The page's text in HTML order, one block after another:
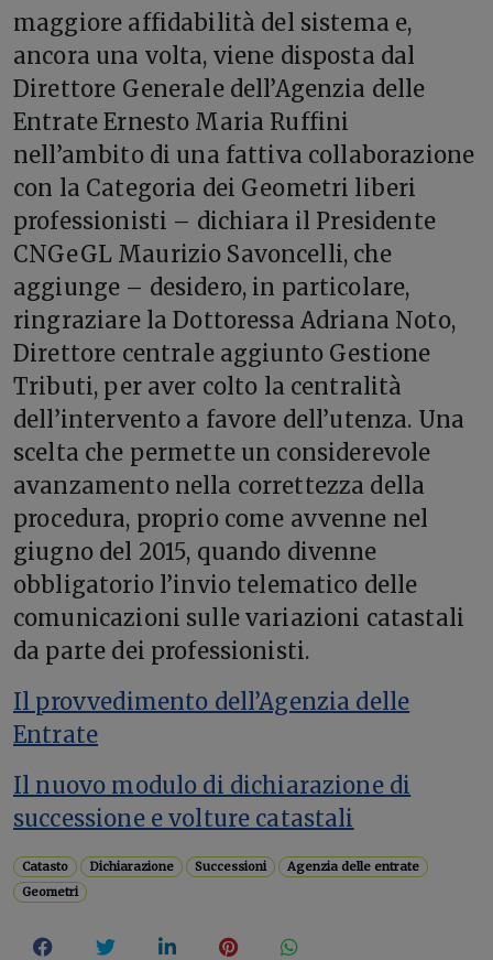
maggiore affidabilità del sistema e,
ancora una volta, viene disposta dal
Direttore Generale dell’Agenzia delle
Entrate Ernesto Maria Ruffini
nell’ambito di una fattiva collaborazione
con la Categoria dei Geometri liberi
professionisti – dichiara il Presidente
CNGeGL Maurizio Savoncelli, che
aggiunge – desidero, in particolare,
ringraziare la Dottoressa Adriana Noto,
Direttore centrale aggiunto Gestione
Tributi, per aver colto la centralità
dell’intervento a favore dell’utenza. Una
scelta che permette un considerevole
avanzamento nella correttezza della
procedura, proprio come avvenne nel
giugno del 2015, quando divenne
obbligatorio l’invio telematico delle
comunicazioni sulle variazioni catastali
da parte dei professionisti.
Il provvedimento dell’Agenzia delle
Entrate
Il nuovo modulo di dichiarazione di
successione e volture catastali
Catasto Dichiarazione Successioni
Agenzia delle entrate
Geometri